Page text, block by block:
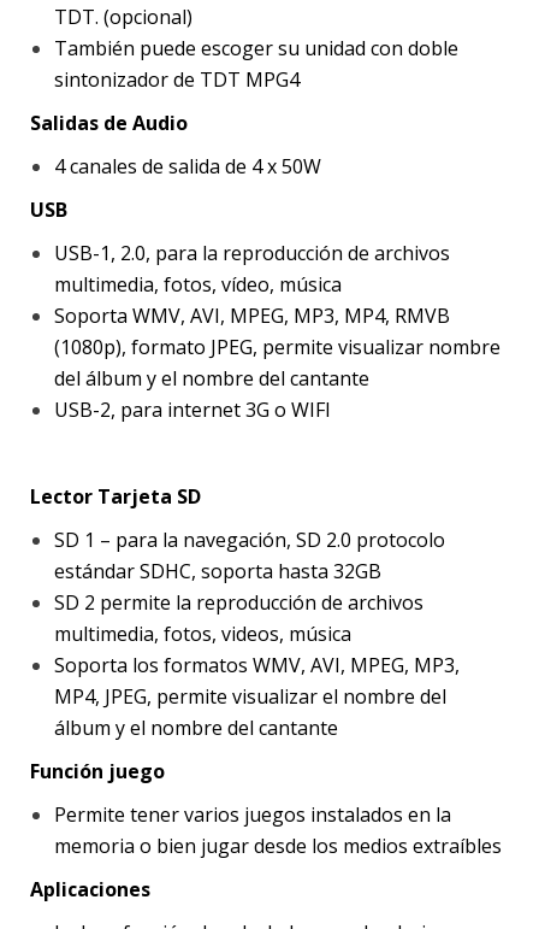
TDT. (opcional)
También puede escoger su unidad con doble
sintonizador de TDT MPG4
Salidas de Audio
4 canales de salida de 4 x 50W
USB
USB-1, 2.0, para la reproducción de archivos
multimedia, fotos, vídeo, música
Soporta WMV, AVI, MPEG, MP3, MP4, RMVB
(1080p), formato JPEG, permite visualizar nombre
del álbum y el nombre del cantante
USB-2, para internet 3G o WIFI
Lector Tarjeta SD
SD 1 – para la navegación, SD 2.0 protocolo
estándar SDHC, soporta hasta 32GB
SD 2 permite la reproducción de archivos
multimedia, fotos, videos, música
Soporta los formatos WMV, AVI, MPEG, MP3,
MP4, JPEG, permite visualizar el nombre del
álbum y el nombre del cantante
Función juego
Permite tener varios juegos instalados en la
memoria o bien jugar desde los medios extraíbles
Aplicaciones